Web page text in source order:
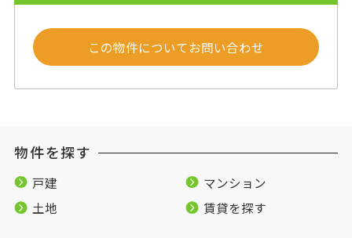
この物件についてお問い合わせ
物件を探す
戸建
マンション
土地
賃貸を探す